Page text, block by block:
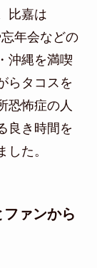
比嘉は
年会などの
沖縄を満喫
らタコスを
恐怖症の人
良き時間を
た。
ァンから